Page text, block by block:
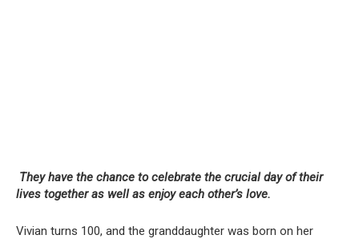
They have the chance to celebrate the crucial day of their
lives together as well as enjoy each other’s love.
Vivian turns 100, and the granddaughter was born on her